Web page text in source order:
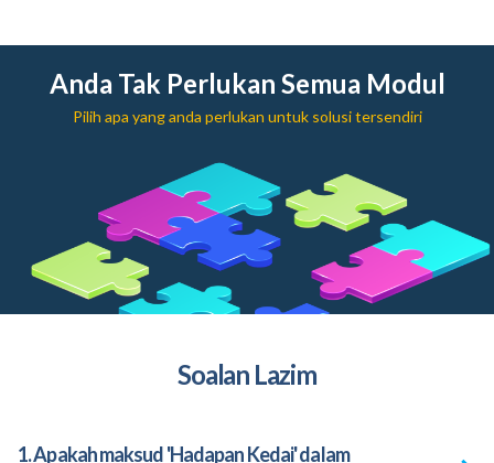
Anda Tak Perlukan Semua Modul
Pilih apa yang anda perlukan untuk solusi tersendiri
Soalan Lazim
1. Apakah maksud 'Hadapan Kedai' dalam